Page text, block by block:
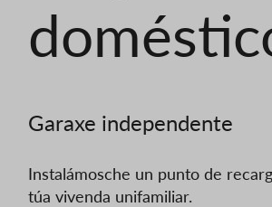
Garaxe independente
Instalámosche un punto de
túa vivenda unifamiliar.